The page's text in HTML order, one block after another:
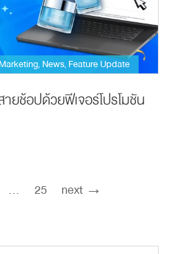
Marketing, News, Feature Update
ยช้อปด้วยฟีเจอร์โปรโมชัน
… 25 next →